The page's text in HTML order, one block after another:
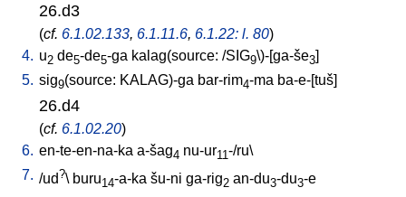
26.d3
(cf. 6.1.02.133, 6.1.11.6, 6.1.22: l. 80)
4. u2 de5-de5-ga kalag(source: /SIG9\)-[ga-še3]
5. sig9(source: KALAG)-ga bar-rim4-ma ba-e-[tuš]
26.d4
(cf. 6.1.02.20)
6. en-te-en-na-ka a-šag4 nu-ur11 -/ru\
7. /ud?\ buru14-a-ka šu-ni ga-rig2 an-du3-du3-e